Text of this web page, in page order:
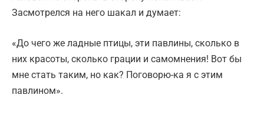
Засмотрелся на него шакал и думает:
«До чего же ладные птицы, эти павлины, сколько в
них красоты, сколько грации и самомнения! Вот бы
мне стать таким, но как? Поговорю-ка я с этим
павлином».